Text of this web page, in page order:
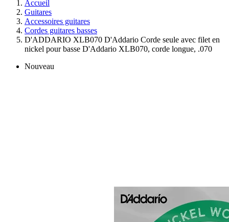
Accueil
Guitares
Accessoires guitares
Cordes guitares basses
D'ADDARIO XLB070 D'Addario Corde seule avec filet en
nickel pour basse D'Addario XLB070, corde longue, .070
Nouveau